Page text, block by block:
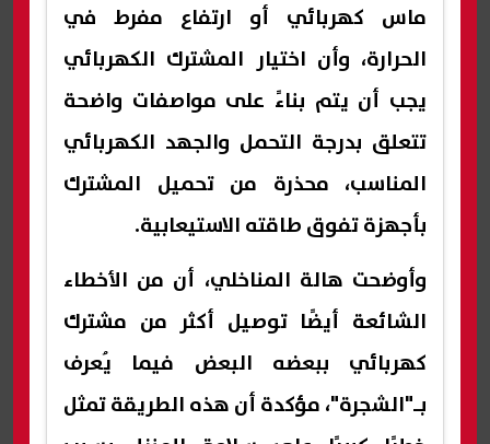
ماس كهربائي أو ارتفاع مفرط في
الحرارة، وأن اختيار المشترك الكهربائي
يجب أن يتم بناءً على مواصفات واضحة
تتعلق بدرجة التحمل والجهد الكهربائي
المناسب، محذرة من تحميل المشترك
بأجهزة تفوق طاقته الاستيعابية.
وأوضحت هالة المناخلي، أن من الأخطاء
الشائعة أيضًا توصيل أكثر من مشترك
كهربائي ببعضه البعض فيما يُعرف
بـ"الشجرة"، مؤكدة أن هذه الطريقة تمثل